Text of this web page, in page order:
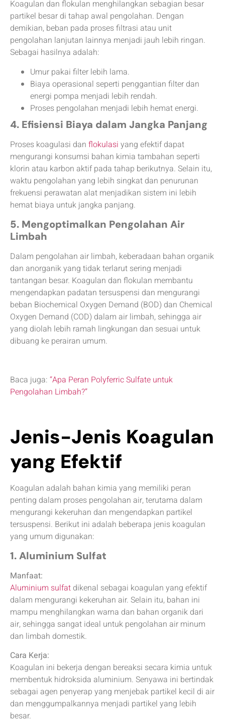
Koagulan dan flokulan menghilangkan sebagian besar
partikel besar di tahap awal pengolahan. Dengan
demikian, beban pada proses filtrasi atau unit
pengolahan lanjutan lainnya menjadi jauh lebih ringan.
Sebagai hasilnya adalah:
Umur pakai filter lebih lama.
Biaya operasional seperti penggantian filter dan
energi pompa menjadi lebih rendah.
Proses pengolahan menjadi lebih hemat energi.
4. Efisiensi Biaya dalam Jangka Panjang
Proses koagulasi dan flokulasi yang efektif dapat
mengurangi konsumsi bahan kimia tambahan seperti
klorin atau karbon aktif pada tahap berikutnya. Selain itu,
waktu pengolahan yang lebih singkat dan penurunan
frekuensi perawatan alat menjadikan sistem ini lebih
hemat biaya untuk jangka panjang.
5. Mengoptimalkan Pengolahan Air
Limbah
Dalam pengolahan air limbah, keberadaan bahan organik
dan anorganik yang tidak terlarut sering menjadi
tantangan besar. Koagulan dan flokulan membantu
mengendapkan padatan tersuspensi dan mengurangi
beban Biochemical Oxygen Demand (BOD) dan Chemical
Oxygen Demand (COD) dalam air limbah, sehingga air
yang diolah lebih ramah lingkungan dan sesuai untuk
dibuang ke perairan umum.
Baca juga: “Apa Peran Polyferric Sulfate untuk
Pengolahan Limbah?”
Jenis-Jenis Koagulan
yang Efektif
Koagulan adalah bahan kimia yang memiliki peran
penting dalam proses pengolahan air, terutama dalam
mengurangi kekeruhan dan mengendapkan partikel
tersuspensi. Berikut ini adalah beberapa jenis koagulan
yang umum digunakan:
1. Aluminium Sulfat
Manfaat:
Aluminium sulfat dikenal sebagai koagulan yang efektif
dalam mengurangi kekeruhan air. Selain itu, bahan ini
mampu menghilangkan warna dan bahan organik dari
air, sehingga sangat ideal untuk pengolahan air minum
dan limbah domestik.
Cara Kerja:
Koagulan ini bekerja dengan bereaksi secara kimia untuk
membentuk hidroksida aluminium. Senyawa ini bertindak
sebagai agen penyerap yang menjebak partikel kecil di air
dan menggumpalkannya menjadi partikel yang lebih
besar.